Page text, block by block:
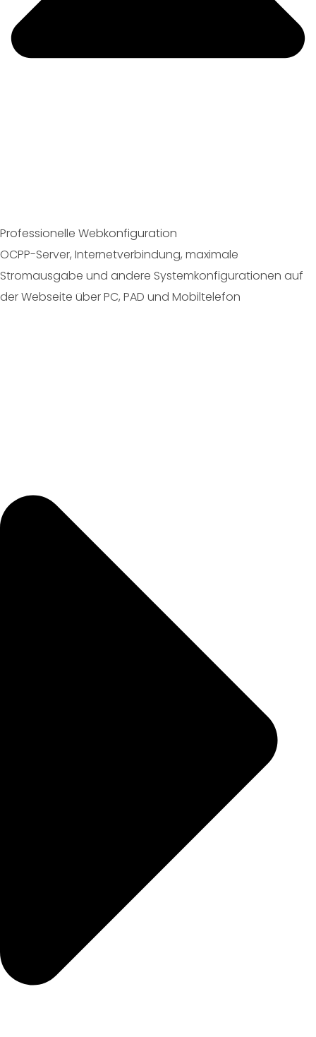
Professionelle Webkonfiguration
OCPP-Server, Internetverbindung, maximale
Stromausgabe und andere Systemkonfigurationen auf
der Webseite über PC, PAD und Mobiltelefon